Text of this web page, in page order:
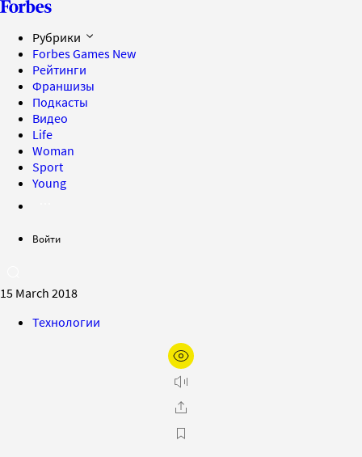
Рубрики
Forbes Games New
Рейтинги
Франшизы
Подкасты
Видео
Life
Woman
Sport
Young
Войти
15 March 2018
Технологии